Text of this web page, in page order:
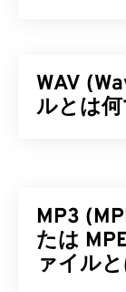
WAV
ルとは
ース交換フ
て生まれたも
ファイルよ
MP3
たは
ァイル